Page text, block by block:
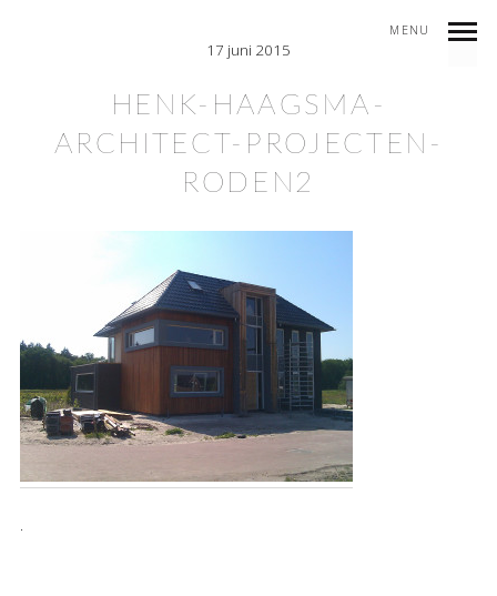
MENU
17 juni 2015
HENK-HAAGSMA-
ARCHITECT-PROJECTEN-
RODEN2
.